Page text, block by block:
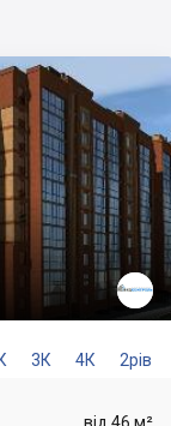
3К 4К 2рів
від 46 м²